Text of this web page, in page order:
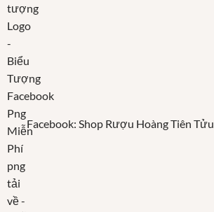
Facebook: Shop Rượu Hoàng Tiên Tửu